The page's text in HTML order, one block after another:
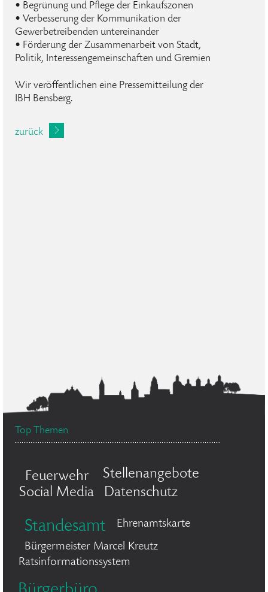
• Begrünung und Pflege der Einkaufszonen
• Verbesserung der Kommunikation der
Gewerbetreibenden untereinander
• Förderung der Zusammenarbeit von Stadt,
Politik, Interessengemeinschaften und Gremien
Wir veröffentlichen eine Pressemitteilung der
IBH Bensberg.
zurück
Top Themen
Feuerwehr
Stellenangebote
Social Media
Datenschutz
Standesamt
Ehrenamtskarte
Bürgermeister Marcel Kreutz
Ratsinformationssystem